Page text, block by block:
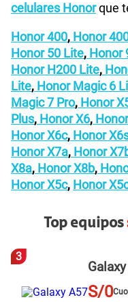
celulares Honorque
Honor 400, Honor
Honor 50 Lite, Honor
Honor H200 Lite,
Lite, Honor Magic 6
Magic 7 Pro, Honor
Plus, Honor X6,
Honor X6c, Honor
Honor X7a, Honor
X8a, Honor X8b,
Honor X5c, Honor
Top equipos
3
S/0